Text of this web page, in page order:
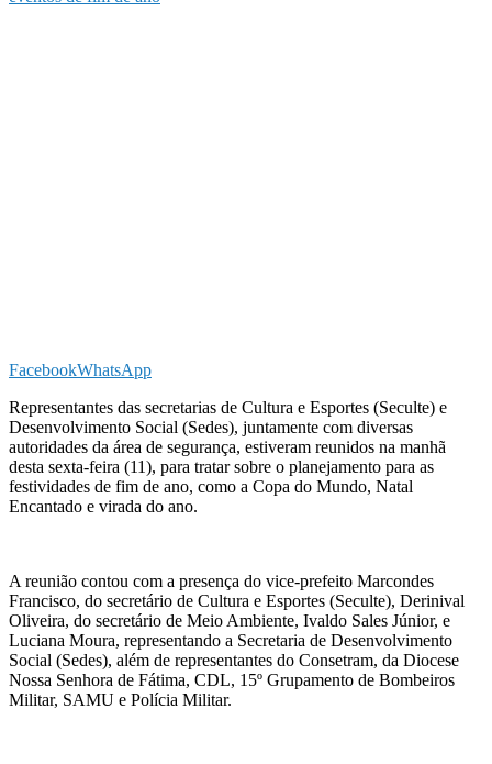
FacebookWhatsApp
Representantes das secretarias de Cultura e Esportes (Seculte) e
Desenvolvimento Social (Sedes), juntamente com diversas
autoridades da área de segurança, estiveram reunidos na manhã
desta sexta-feira (11), para tratar sobre o planejamento para as
festividades de fim de ano, como a Copa do Mundo, Natal
Encantado e virada do ano.
A reunião contou com a presença do vice-prefeito Marcondes
Francisco, do secretário de Cultura e Esportes (Seculte), Derinival
Oliveira, do secretário de Meio Ambiente, Ivaldo Sales Júnior, e
Luciana Moura, representando a Secretaria de Desenvolvimento
Social (Sedes), além de representantes do Consetram, da Diocese
Nossa Senhora de Fátima, CDL, 15º Grupamento de Bombeiros
Militar, SAMU e Polícia Militar.